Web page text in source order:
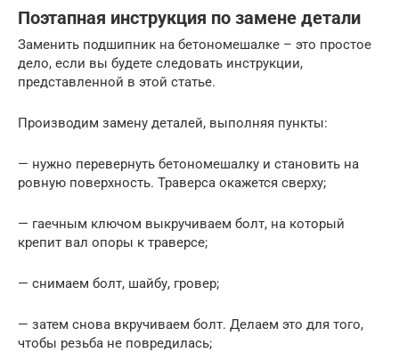
Поэтапная инструкция по замене детали
Заменить подшипник на бетономешалке – это простое
дело, если вы будете следовать инструкции,
представленной в этой статье.
Производим замену деталей, выполняя пункты:
— нужно перевернуть бетономешалку и становить на
ровную поверхность. Траверса окажется сверху;
— гаечным ключом выкручиваем болт, на который
крепит вал опоры к траверсе;
— снимаем болт, шайбу, гровер;
— затем снова вкручиваем болт. Делаем это для того,
чтобы резьба не повредилась;